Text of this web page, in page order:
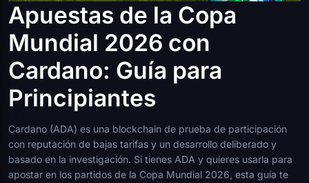
Apuestas de la Copa
Mundial 2026 con
Cardano: Guía para
Principiantes
Cardano (ADA) es una blockchain de prueba de participación
con reputación de bajas tarifas y un desarrollo deliberado y
basado en la investigación. Si tienes ADA y quieres usarla para
apostar en los partidos de la Copa Mundial 2026, esta guía te